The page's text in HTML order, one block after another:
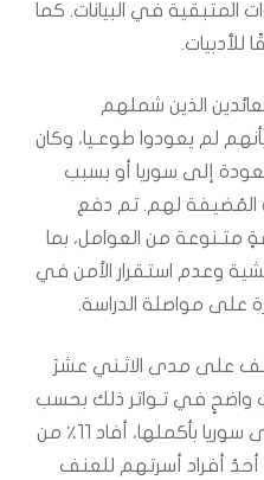
المتبقية في البيانات. كما
للأدبيات.
الذين شملهم
على الأقل بأنهم لم يعودوا طوعـيا، وكان
إلى سوريا أو بسبب
لهم. تم دفع
متـنوعة من العوامل، بما
وعدم استقرار الأمن في
على مواصلة الدراسة.
على مدى الاثـني عشرَ
واضحٍ في تـواتر ذلك بحسب
منطقة السيطرة. على مستوى سوريا بأكملها، أفاد ١١٪ من
أحدُ أفراد أسرتهم للعنف